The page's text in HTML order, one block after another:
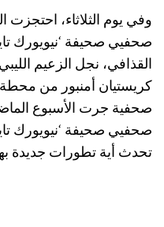
وفي يوم الثلاثاء، احتجزت
صحفيي صحيفة ‘نيويورك
القذافي، نجل الزعيم
كريستيان أمنبور من
صحفية جرت الأسبوع
صحفيي صحيفة ‘نيويورك
تحدث أية تطورات جديدة